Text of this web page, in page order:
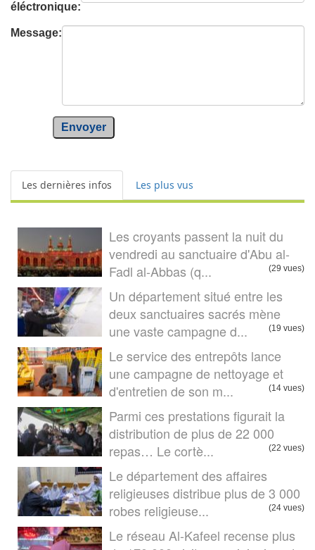
éléctronique:
Message:
Envoyer
Les dernières infos Les plus vus
Les croyants passent la nuit du
vendredi au sanctuaire d'Abu al-
Fadl al-Abbas (q...
(29 vues)
Un département situé entre les
deux sanctuaires sacrés mène
une vaste campagne d...
(19 vues)
Le service des entrepôts lance
une campagne de nettoyage et
d'entretien de son m...
(14 vues)
Parmi ces prestations figurait la
distribution de plus de 22 000
repas… Le cortè...
(22 vues)
Le département des affaires
religieuses distribue plus de 3 000
robes religieuse...
(24 vues)
Le réseau Al-Kafeel recense plus